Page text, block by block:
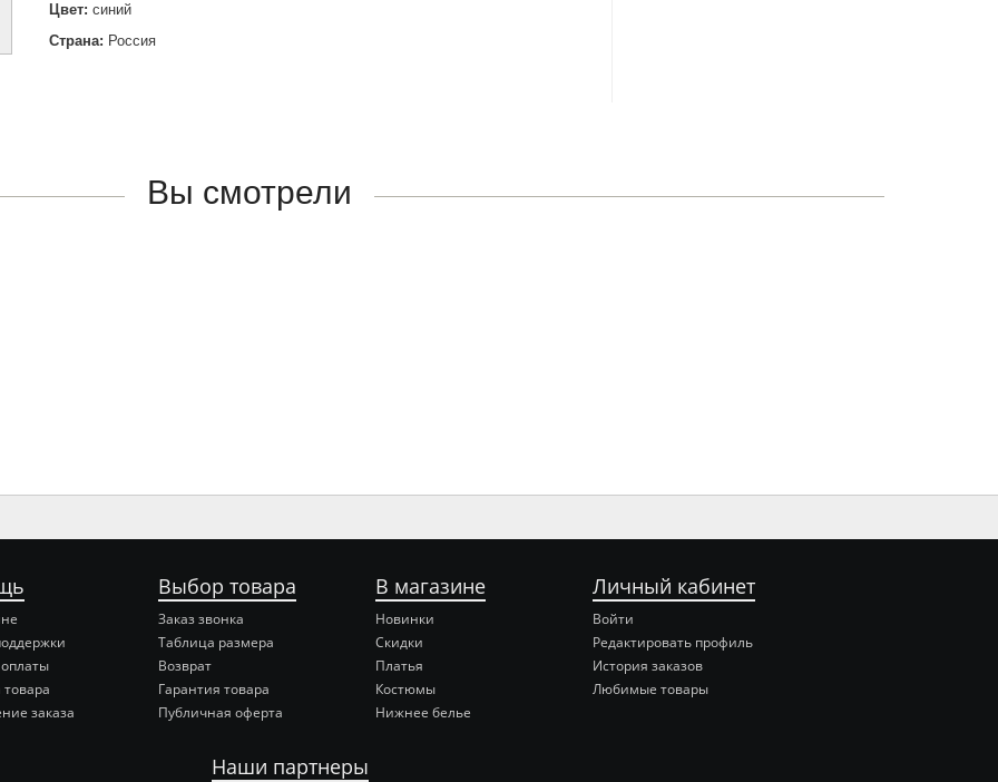
Цвет: синий
Страна: Россия
Вы смотрели
товара
заказа
Выбор товара
Заказ звонка
Таблица размера
Возврат
Гарантия товара
Публичная оферта
В магазине
Новинки
Скидки
Платья
Костюмы
Нижнее белье
Личный кабинет
Войти
Редактировать профиль
История заказов
Любимые товары
Наши партнеры